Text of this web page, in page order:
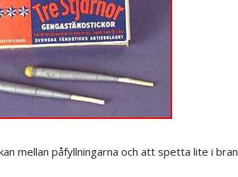
mellan påfyllningarna och att spetta lite i